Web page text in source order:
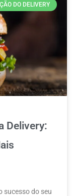
DO DELIVERY
Delivery:
sucesso do seu